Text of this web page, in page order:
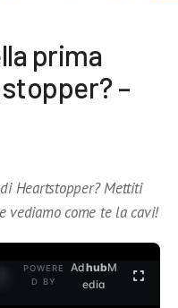
prima
–
Heartstopper? Mettiti
vediamo come te la cavi!
POWERE
D BY
AdhubM
edia